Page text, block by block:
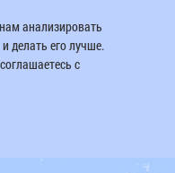
анализировать
делать его лучше.
с